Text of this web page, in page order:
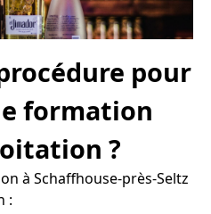
pour
formation
?
à Schaffhouse-près-Seltz
: